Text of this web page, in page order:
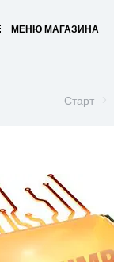
МЕНЮ МАГАЗИНА
Старт